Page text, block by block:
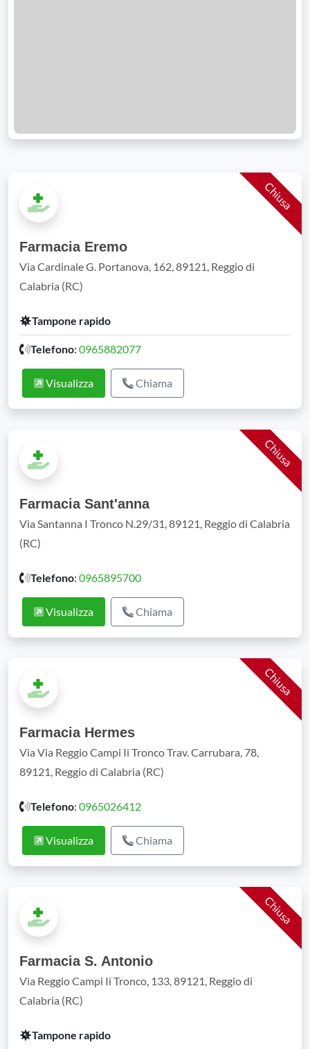
Farmacia Eremo
Via Cardinale G. Portanova, 162, 89121, Reggio di
Calabria (RC)
Chiusa
Tampone rapido
Telefono: 0965882077
Visualizza Chiama
Farmacia Sant'anna
Via Santanna I Tronco N.29/31, 89121, Reggio di Calabria
(RC)
Chiusa
Telefono: 0965895700
Visualizza Chiama
Farmacia Hermes
Via Via Reggio Campi Ii Tronco Trav. Carrubara, 78,
89121, Reggio di Calabria (RC)
Chiusa
Telefono: 0965026412
Visualizza Chiama
Farmacia S. Antonio
Via Reggio Campi Ii Tronco, 133, 89121, Reggio di
Calabria (RC)
Chiusa
Tampone rapido